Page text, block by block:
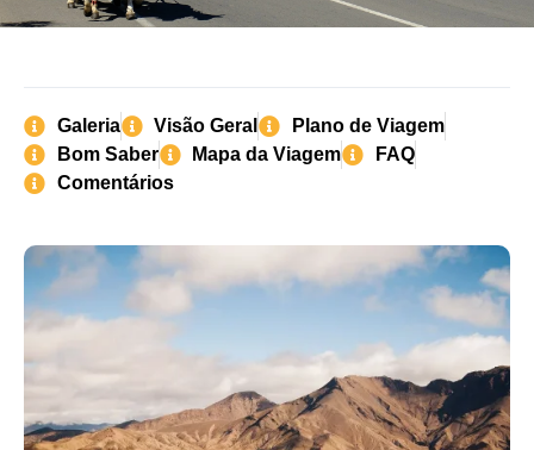
Galeria Visão Geral
Plano de Viagem
Bom Saber
Mapa da Viagem
FAQ
Comentários